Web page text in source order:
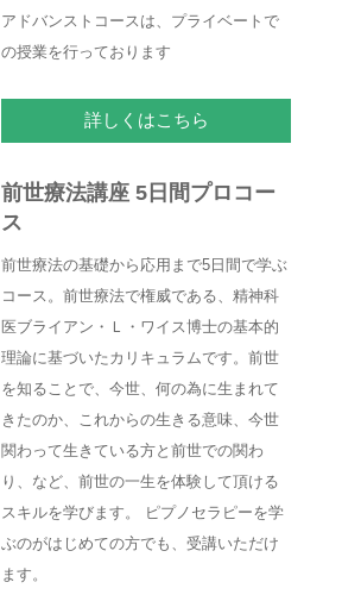
アドバンストコースは、プライベートで
の授業を行っております
詳しくはこちら
前世療法講座 5日間プロコー
ス
前世療法の基礎から応用まで5日間で学ぶ
コース。前世療法で権威である、精神科
医ブライアン・Ｌ・ワイス博士の基本的
理論に基づいたカリキュラムです。前世
を知ることで、今世、何の為に生まれて
きたのか、これからの生きる意味、今世
関わって生きている方と前世での関わ
り、など、前世の一生を体験して頂ける
スキルを学びます。 ピプノセラピーを学
ぶのがはじめての方でも、受講いただけ
ます。